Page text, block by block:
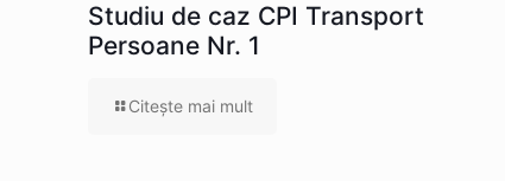
Studiu de caz CPI Transport
Persoane Nr. 1
Citeşte mai mult